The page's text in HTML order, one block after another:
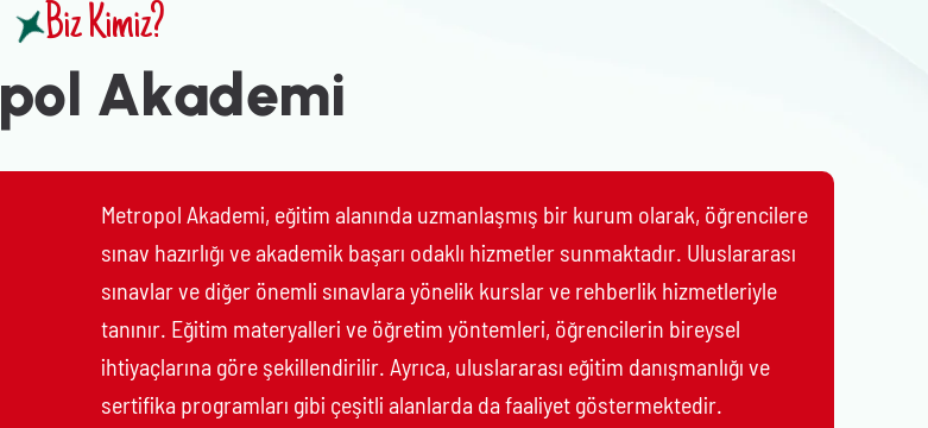
Biz Kimiz?
pol Akademi
Metropol Akademi, eğitim alanında uzmanlaşmış bir kurum olarak, öğrencilere
sınav hazırlığı ve akademik başarı odaklı hizmetler sunmaktadır. Uluslararası
sınavlar ve diğer önemli sınavlara yönelik kurslar ve rehberlik hizmetleriyle
tanınır. Eğitim materyalleri ve öğretim yöntemleri, öğrencilerin bireysel
ihtiyaçlarına göre şekillendirilir. Ayrıca, uluslararası eğitim danışmanlığı ve
sertifika programları gibi çeşitli alanlarda da faaliyet göstermektedir.